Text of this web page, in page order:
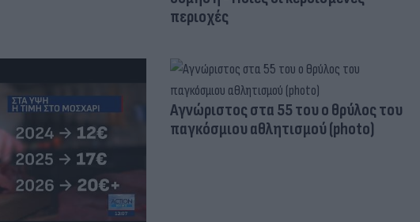
περιοχές
Aγνώριστος στα 55 του ο θρύλος του
παγκόσμιου αθλητισμού (photo)